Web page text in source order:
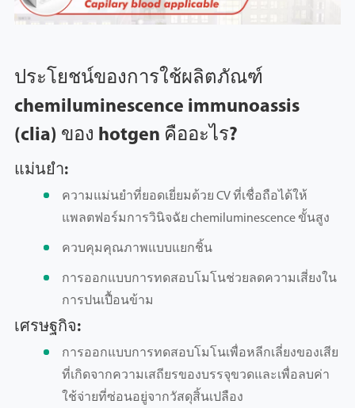
ประโยชน์ของการใช้ผลิตภัณฑ์
chemiluminescence immunoassis
(clia) ของ hotgen คืออะไร?
แม่นยำ:
ความแม่นยำที่ยอดเยี่ยมด้วย CV ที่เชื่อถือได้ให้
แพลตฟอร์มการวินิจฉัย chemiluminescence ขั้นสูง
ควบคุมคุณภาพแบบแยกชิ้น
การออกแบบการทดสอบโมโนช่วยลดความเสี่ยงใน
การปนเปื้อนข้าม
เศรษฐกิจ:
การออกแบบการทดสอบโมโนเพื่อหลีกเลี่ยงของเสีย
ที่เกิดจากความเสถียรของบรรจุขวดและเพื่อลบค่า
ใช้จ่ายที่ซ่อนอยู่จากวัสดุสิ้นเปลือง